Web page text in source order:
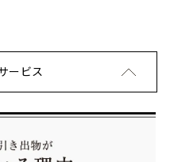
ービス